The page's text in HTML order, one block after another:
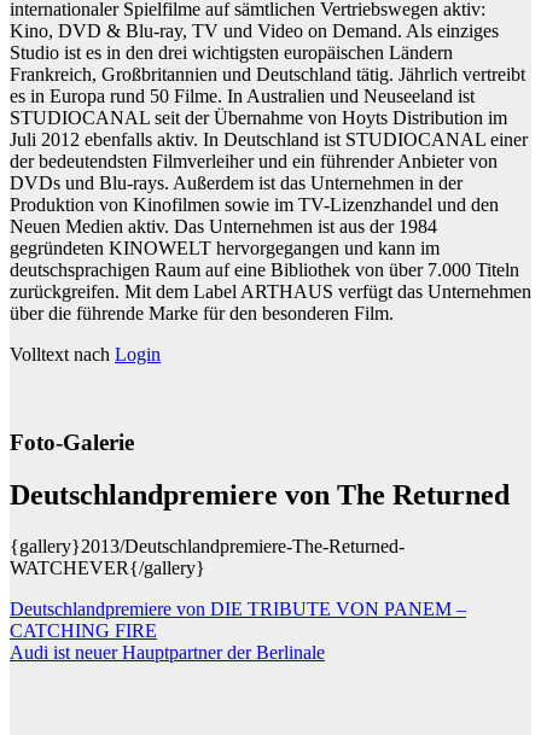
internationaler Spielfilme auf sämtlichen Vertriebswegen aktiv:
Kino, DVD & Blu-ray, TV und Video on Demand. Als einziges
Studio ist es in den drei wichtigsten europäischen Ländern
Frankreich, Großbritannien und Deutschland tätig. Jährlich vertreibt
es in Europa rund 50 Filme. In Australien und Neuseeland ist
STUDIOCANAL seit der Übernahme von Hoyts Distribution im
Juli 2012 ebenfalls aktiv. In Deutschland ist STUDIOCANAL einer
der bedeutendsten Filmverleiher und ein führender Anbieter von
DVDs und Blu-rays. Außerdem ist das Unternehmen in der
Produktion von Kinofilmen sowie im TV-Lizenzhandel und den
Neuen Medien aktiv. Das Unternehmen ist aus der 1984
gegründeten KINOWELT hervorgegangen und kann im
deutschsprachigen Raum auf eine Bibliothek von über 7.000 Titeln
zurückgreifen. Mit dem Label ARTHAUS verfügt das Unternehmen
über die führende Marke für den besonderen Film.
Volltext nach Login
Foto-Galerie
Deutschlandpremiere von The Returned
{gallery}2013/Deutschlandpremiere-The-Returned-
WATCHEVER{/gallery}
Beitragsnavigation
Deutschlandpremiere von DIE TRIBUTE VON PANEM –
CATCHING FIRE
Audi ist neuer Hauptpartner der Berlinale